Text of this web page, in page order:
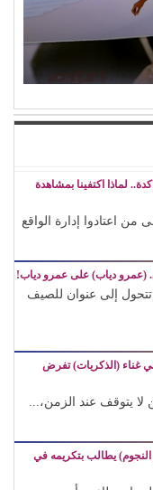
لماذا اكتفينا بمشاهدة
من اعتادوا إدارة الواقع
.. (عمرو دياب) على عمرو دياب!
تتحول إلى عنوان للصيف
غناء (الذكريات) تفرض
لا يتوقف عند الزمن،...
يطالب بتكريمه في